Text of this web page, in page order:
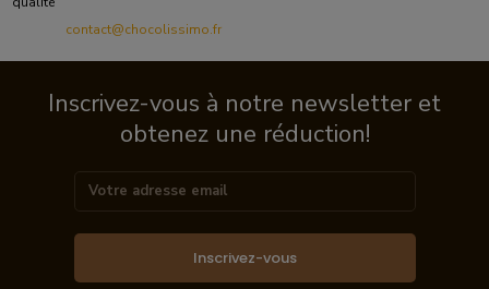
contact@chocolissimo.fr
Inscrivez-vous à notre newsletter et
obtenez une réduction!
Inscrivez-vous